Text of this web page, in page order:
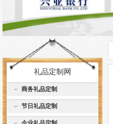
礼品定制网
商务礼品定制
节日礼品定制